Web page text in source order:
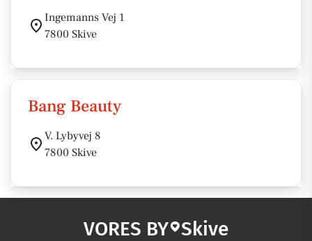
Ingemanns Vej 1
7800 Skive
Bang Beauty
V. Lybyvej 8
7800 Skive
VORES BY Skive